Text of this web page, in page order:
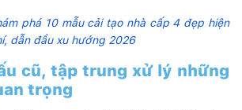
phá 10 mẫu cải tạo nhà cấp 4 đẹp hiện
dẫn đầu xu hướng 2026
cũ, tập trung xử lý những
trọng